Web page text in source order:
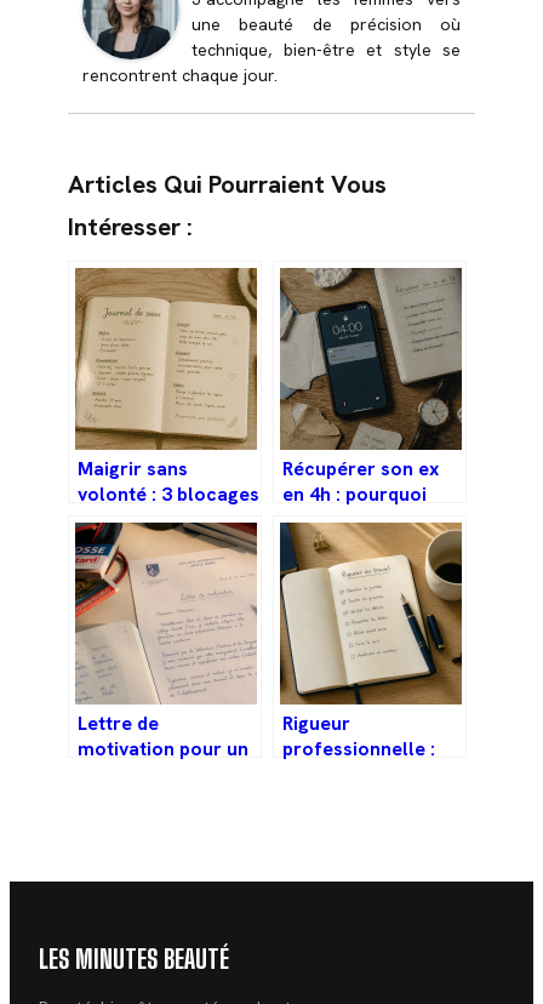
une beauté de précision où
technique, bien-être et style se
rencontrent chaque jour.
Articles Qui Pourraient Vous
Intéresser :
Maigrir sans
volonté : 3 blocages
hormonaux qui
sabotent vos
efforts
Récupérer son ex
en 4h : pourquoi
cette promesse est
un danger pour
votre reconquête
Lettre de
motivation pour un
Rigueur
professionnelle :
LES MINUTES BEAUTÉ